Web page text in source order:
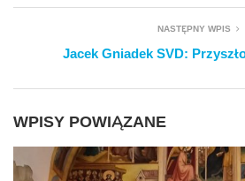
NASTĘPNY WPIS
Jacek Gniadek SVD:
WPISY POWIĄZANE